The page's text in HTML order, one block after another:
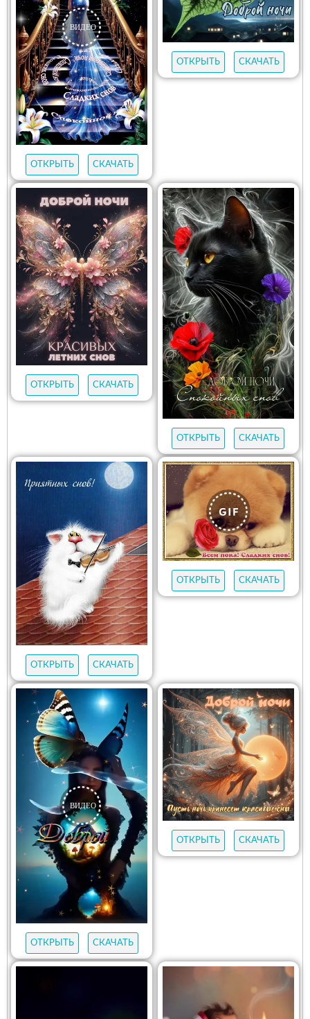
ОТКРЫТЬ СКАЧАТЬ
ОТКРЫТЬ СКАЧАТЬ
ОТКРЫТЬ СКАЧАТЬ
ОТКРЫТЬ СКАЧАТЬ
ОТКРЫТЬ СКАЧАТЬ
ОТКРЫТЬ СКАЧАТЬ
ОТКРЫТЬ СКАЧАТЬ
ОТКРЫТЬ СКАЧАТЬ